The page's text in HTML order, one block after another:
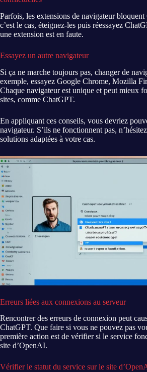
Parfois, les extensions de navigateur
c’est le cas, éteignez-les puis réessayez
une extension est en faute.
Essayez un autre navigateur
Si ça ne marche toujours pas, changer de
exemple, essayez Google Chrome, Mozilla
Chaque navigateur est unique et peut mieux
sites, comme ChatGPT.
En appliquant ces conseils, vous devriez
navigateur. S’ils ne fonctionnent pas,
solutions adaptées à votre cas.
Erreurs liées aux connexions au serveur
Rencontrer des erreurs de connexion peut
ChatGPT. Que faire si vous ne pouvez pas
première action est de vérifier si le service
site d’OpenAI.
Vérifier le statut du service sur le site